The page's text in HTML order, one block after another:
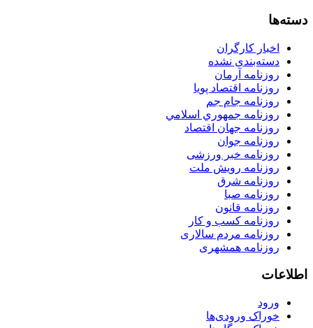
دسته‌ها
اخبار کارگران
دسته‌بندی نشده
روزنامه آرمان
روزنامه اقتصاد پویا
روزنامه جام جم
روزنامه جمهوري اسلامي
روزنامه جهان اقتصاد
روزنامه جوان
روزنامه خبر ورزشى
روزنامه رویش ملت
روزنامه شرق
روزنامه صبا
روزنامه قانون
روزنامه كسب و كار
روزنامه مردم سالاری
روزنامه همشهری
اطلاعات
ورود
خوراک ورودی‌ها